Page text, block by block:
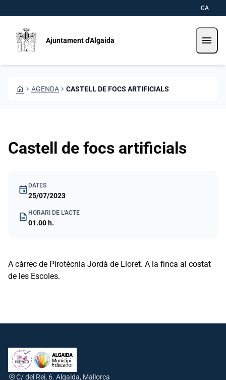
CA
Ajuntament d'Algaida menu
HOME CHEVRON_RIGHT AGENDA CHEVRON_RIGHT CASTELL DE FOCS ARTIFICIALS
Castell de focs artificials
event DATES
25/07/2023
description HORARI DE L'ACTE
01.00 h.
A càrrec de Pirotècnia Jordà de Lloret. A la finca al costat
de les Escoles.
C/ del Rei, 6. Algaida, Mallorca